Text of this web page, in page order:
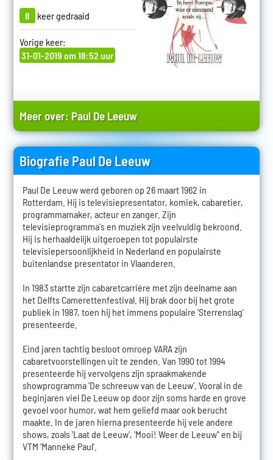
8 keer gedraaid
Vorige keer:
31-01-2019 om 18:52 uur
Meer over: Paul De Leeuw
Biografie Paul De Leeuw
Paul De Leeuw werd geboren op 26 maart 1962 in
Rotterdam. Hij is televisiepresentator, komiek, cabaretier,
programmamaker, acteur en zanger. Zijn
televisieprogramma's en muziek zijn veelvuldig bekroond.
Hij is herhaaldelijk uitgeroepen tot populairste
televisiepersoonlijkheid in Nederland en populairste
buitenlandse presentator in Vlaanderen.
In 1983 startte zijn cabaretcarrière met zijn deelname aan
het Delfts Camerettenfestival. Hij brak door bij het grote
publiek in 1987, toen hij het immens populaire 'Sterrenslag'
presenteerde.
Eind jaren tachtig besloot omroep VARA zijn
cabaretvoorstellingen uit te zenden. Van 1990 tot 1994
presenteerde hij vervolgens zijn spraakmakende
showprogramma 'De schreeuw van de Leeuw'. Vooral in de
beginjaren viel De Leeuw op door zijn soms harde en grove
gevoel voor humor, wat hem geliefd maar ook berucht
maakte. In de jaren hierna presenteerde hij vele andere
shows, zoals 'Laat de Leeuw', 'Mooi! Weer de Leeuw'' en bij
VTM 'Manneke Paul'.